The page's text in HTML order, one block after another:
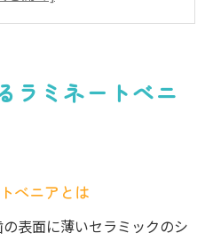
べニアの魅力
に入れる美しい歯
美しい歯を実現
い歯の秘訣
の美しい効果
ラミネートべニ
べニアとは
表面に薄いセラミックのシ